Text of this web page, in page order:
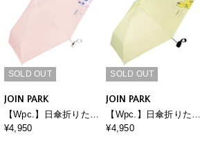
SOLD OUT
JOIN PARK
【Wpc.】日傘折りたた
み ポケモン 遮光冒険の
¥4,950
SOLD OUT
JOIN PARK
【Wpc.】日傘折りたた
み ポケモン 遮光冒険の
¥4,950